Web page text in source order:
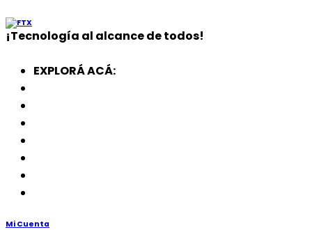
¡Tecnología al alcance de todos!
EXPLORÁ ACÁ:
Mi Cuenta